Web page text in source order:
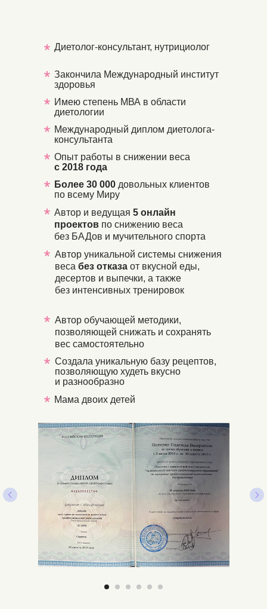
Диетолог-консультант, нутрициолог
Закончила Международный институт
здоровья
Имею степень МВА в области
диетологии
Международный диплом диетолога-
консультанта
Опыт работы в снижении веса
с 2018 года
Более 30 000 довольных клиентов
по всему Миру
Автор и ведущая 5 онлайн
проектов по снижению веса
без БАДов и мучительного спорта
Автор уникальной системы снижения
веса без отказа от вкусной еды,
десертов и выпечки, а также
без интенсивных тренировок
Автор обучающей методики,
позволяющей снижать и сохранять
вес самостоятельно
Создала уникальную базу рецептов,
позволяющую худеть вкусно
и разнообразно
Мама двоих детей